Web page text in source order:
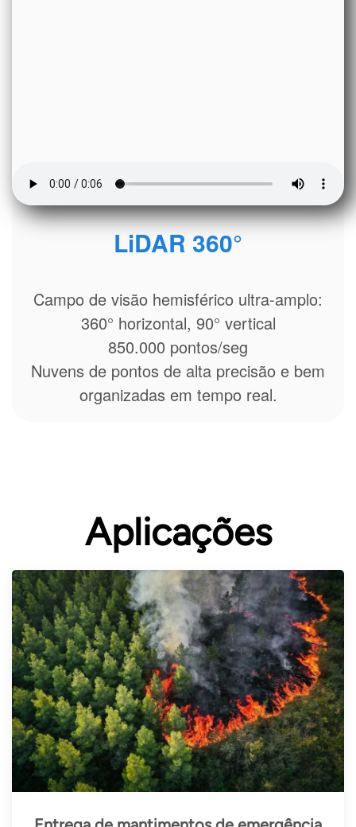
LiDAR 360°
Campo de visão hemisférico ultra-amplo:
360° horizontal, 90° vertical
850.000 pontos/seg
Nuvens de pontos de alta precisão e bem
organizadas em tempo real.
Aplicações